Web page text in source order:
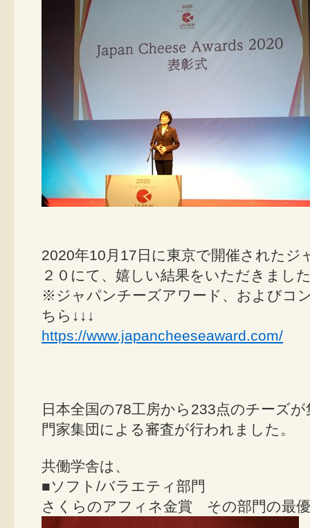
2020年10月17日に東京で開催されたジ
２０にて、嬉しい結果をいただきまし
※ジャパンチーズアワード、およびコ
ちら↓↓↓
https://www.japancheeseaward.com/
日本全国の78工房から233点のチーズ
門家集団による審査が行われました。
共働学舎は、
■ソフト/バラエティ部門
さくらのアフィネ金賞 その部門の最